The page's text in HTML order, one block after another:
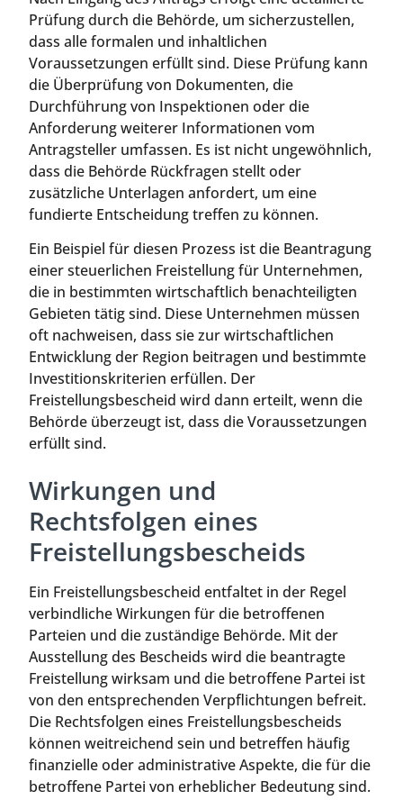
Prüfung durch die Behörde, um sicherzustellen,
dass alle formalen und inhaltlichen
Voraussetzungen erfüllt sind. Diese Prüfung kann
die Überprüfung von Dokumenten, die
Durchführung von Inspektionen oder die
Anforderung weiterer Informationen vom
Antragsteller umfassen. Es ist nicht ungewöhnlich,
dass die Behörde Rückfragen stellt oder
zusätzliche Unterlagen anfordert, um eine
fundierte Entscheidung treffen zu können.
Ein Beispiel für diesen Prozess ist die Beantragung
einer steuerlichen Freistellung für Unternehmen,
die in bestimmten wirtschaftlich benachteiligten
Gebieten tätig sind. Diese Unternehmen müssen
oft nachweisen, dass sie zur wirtschaftlichen
Entwicklung der Region beitragen und bestimmte
Investitionskriterien erfüllen. Der
Freistellungsbescheid wird dann erteilt, wenn die
Behörde überzeugt ist, dass die Voraussetzungen
erfüllt sind.
Wirkungen und
Rechtsfolgen eines
Freistellungsbescheids
Ein Freistellungsbescheid entfaltet in der Regel
verbindliche Wirkungen für die betroffenen
Parteien und die zuständige Behörde. Mit der
Ausstellung des Bescheids wird die beantragte
Freistellung wirksam und die betroffene Partei ist
von den entsprechenden Verpflichtungen befreit.
Die Rechtsfolgen eines Freistellungsbescheids
können weitreichend sein und betreffen häufig
finanzielle oder administrative Aspekte, die für die
betroffene Partei von erheblicher Bedeutung sind.